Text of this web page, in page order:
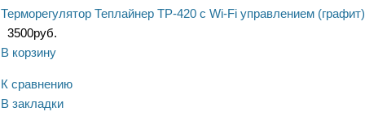
Терморегулятор Теплайнер ТР-420 с Wi-Fi управлением (графит)
3500руб.
В корзину
К сравнению
В закладки